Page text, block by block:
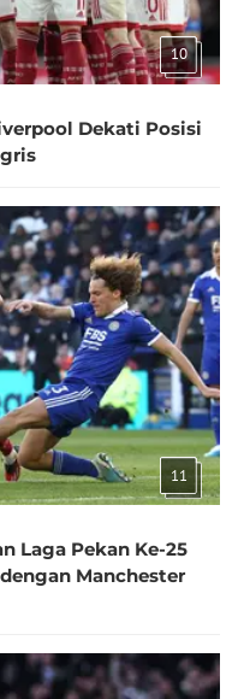
10
Dekati Posisi
11
Laga Pekan Ke-25
Manchester